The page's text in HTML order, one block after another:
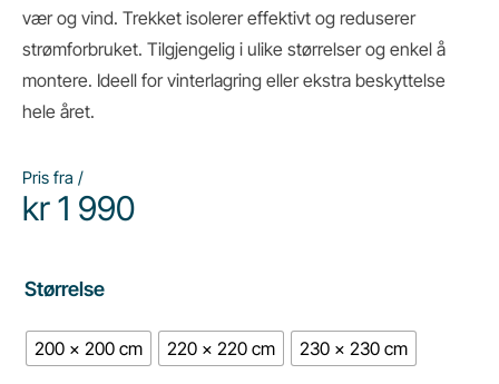
vær og vind. Trekket isolerer effektivt og reduserer
strømforbruket. Tilgjengelig i ulike størrelser og enkel å
montere. Ideell for vinterlagring eller ekstra beskyttelse
hele året.
Pris fra /
kr1 990
Størrelse
200 x 200 cm 220 x 220 cm 230 x 230 cm